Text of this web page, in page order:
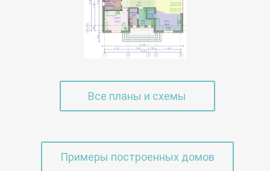
Все планы и схемы
Примеры построенных домов